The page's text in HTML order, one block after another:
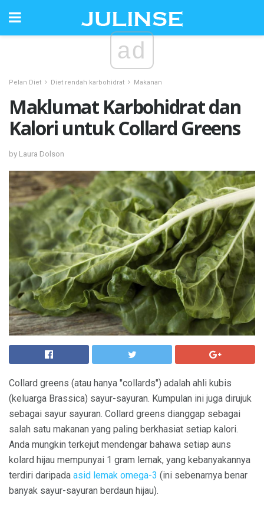
ad
Pelan Diet Diet rendah karbohidrat Makanan
Maklumat Karbohidrat dan
Kalori untuk Collard Greens
by Laura Dolson
Collard greens (atau hanya "collards") adalah ahli kubis
(keluarga Brassica) sayur-sayuran. Kumpulan ini juga dirujuk
sebagai sayur sayuran. Collard greens dianggap sebagai
salah satu makanan yang paling berkhasiat setiap kalori.
Anda mungkin terkejut mendengar bahawa setiap auns
kolard hijau mempunyai 1 gram lemak, yang kebanyakannya
terdiri daripada asid lemak omega-3 (ini sebenarnya benar
banyak sayur-sayuran berdaun hijau).